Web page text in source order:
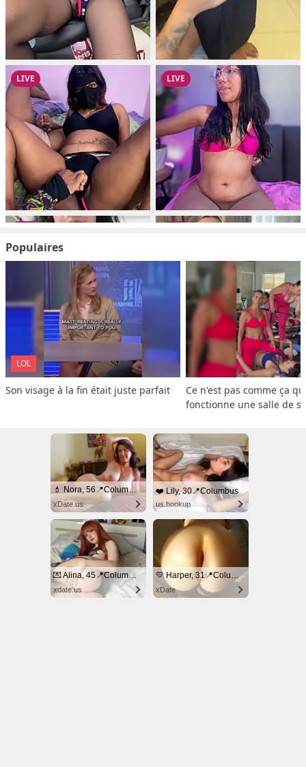
Populaires
LOL
Son visage à la fin était juste parfait
Ce n'est pas comme ça
fonctionne une salle de